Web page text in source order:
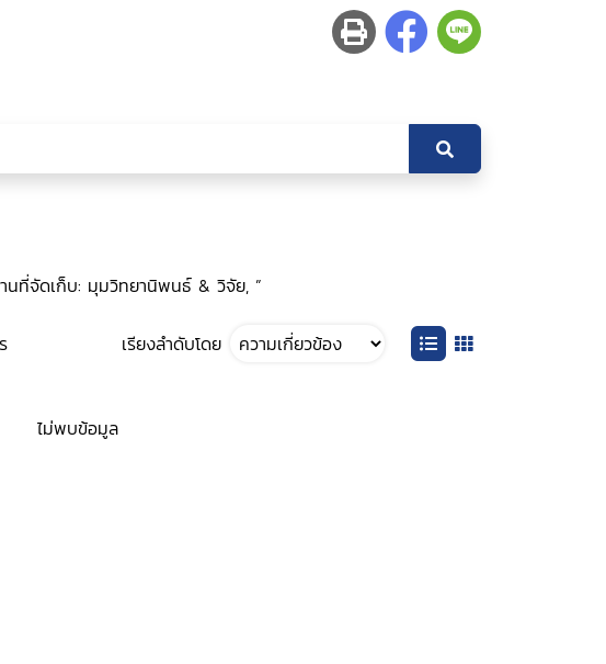
นที่จัดเก็บ: มุมวิทยานิพนธ์ & วิจัย, ”
เรียงลำดับโดย
ไม่พบข้อมูล